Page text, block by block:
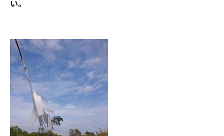
い。